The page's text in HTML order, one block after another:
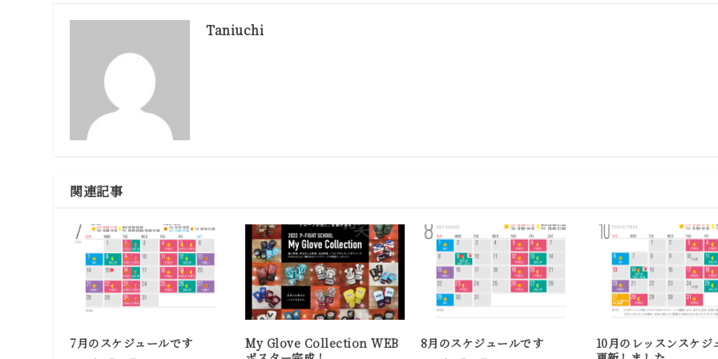
Taniuchi
関連記事
7月のスケジュールです
My Glove Collection WEB
8月のスケジュールです
10月のレッスンスケジ